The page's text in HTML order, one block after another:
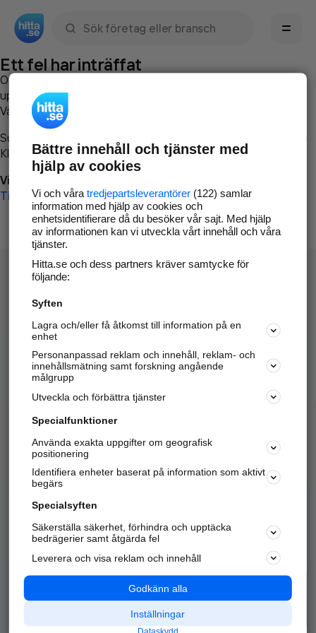
Ett fel har inträffat
Om du vill kan du
uppstod så att vi lättare och snabbare kan avhjälpa det.
Vänligen försök med följande:
Surfa till
Klicka påTillbaka-knappen i webbläsaren och försök igen
Vi beklagar besväret!
Till startsidan
Hitta.se - Gratis nummerupplysning.
Sök företag, personer och platser.
Hitta telefonnummer, adresser, företagsinfo mm.
Marknadsför företaget
Kom igång och annonsera mot
samarbetspartners nära dig.
Alla kategorier
Populära sökningar
API & Kartor
Annonsera
Integritet
Nödnummer
Bättre innehåll och tjänster med
hjälp av cookies
Vi och våra tredjepartsleverantörer(122) samlar
information med hjälp av cookies och
enhetsidentifierare då du besöker vår sajt. Med hjälp
av informationen kan vi utveckla vårt innehåll och våra
tjänster.
Hitta.se och dess partners kräver samtycke för
följande:
Syften
Lagra och/eller få åtkomst till information på en
enhet
Personanpassad reklam och innehåll, reklam- och
innehållsmätning samt forskning angående
målgrupp
Utveckla och förbättra tjänster
Specialfunktioner
Använda exakta uppgifter om geografisk
positionering
Identifiera enheter baserat på information som aktivt
begärs
Specialsyften
Säkerställa säkerhet, förhindra och upptäcka
bedrägerier samt åtgärda fel
Leverera och visa reklam och innehåll
Godkänn alla
Inställningar
Dataskydd